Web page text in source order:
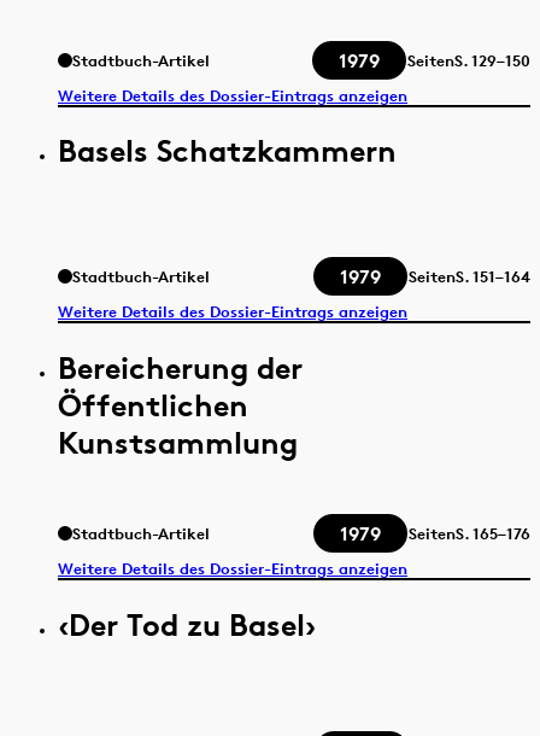
Stadtbuch-Artikel 1979 SeitenS.129–150
Weitere Details des Dossier-Eintrags anzeigen
Basels Schatzkammern
Stadtbuch-Artikel 1979 SeitenS.151–164
Weitere Details des Dossier-Eintrags anzeigen
Bereicherung der
Öffentlichen
Kunstsammlung
Stadtbuch-Artikel 1979 SeitenS.165–176
Weitere Details des Dossier-Eintrags anzeigen
‹Der Tod zu Basel›